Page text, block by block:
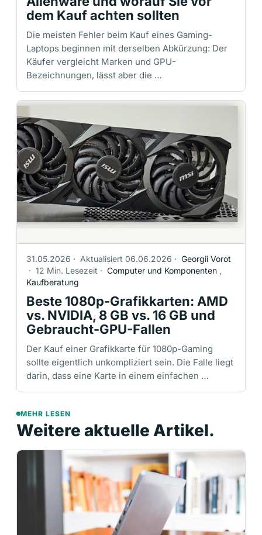
dem Kauf achten sollten
Die meisten Fehler beim Kauf eines Gaming-
Laptops beginnen mit derselben Abkürzung: Der
Käufer vergleicht Marken und GPU-
Bezeichnungen, lässt aber die …
31.05.2026 · Aktualisiert 06.06.2026 · Georgii Vorot
· 12 Min. Lesezeit · Computer und Komponenten ,
Kaufberatung
Beste 1080p-Grafikkarten: AMD
vs. NVIDIA, 8 GB vs. 16 GB und
Gebraucht-GPU-Fallen
Der Kauf einer Grafikkarte für 1080p-Gaming
sollte eigentlich unkompliziert sein. Die Falle liegt
darin, dass eine Karte in einem einfachen …
MEHR LESEN
Weitere aktuelle Artikel.